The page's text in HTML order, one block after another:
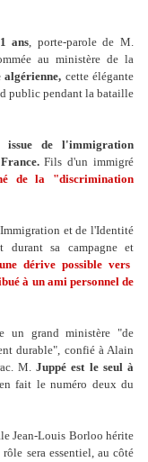
ans, porte-parole de M.
au ministère de la
cette élégante
public pendant la bataille
issue de l'immigration
France.Fils d'un immigré
de la "discrimination
et de l'Identité
durant sa campagne et
dérive possible vers
à un ami personnel de
un grand ministère "de
durable", confié à Alain
M.Juppé est le seul à
fait le numéro deux du
Jean-Louis Borloo hérite
sera essentiel, au côté